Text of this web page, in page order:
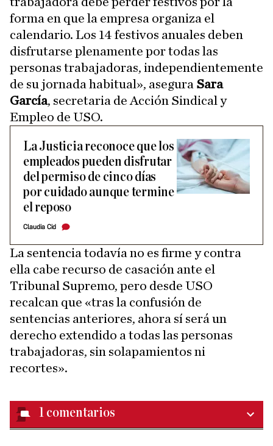
forma en que la empresa organiza el
calendario. Los 14 festivos anuales deben
disfrutarse plenamente por todas las
personas trabajadoras, independientemente
de su jornada habitual», asegura Sara
García, secretaria de Acción Sindical y
Empleo de USO.
La Justicia reconoce que los
empleados pueden disfrutar
del permiso de cinco días
por cuidado aunque termine
el reposo
Claudia Cid
La sentencia todavía no es firme y contra
ella cabe recurso de casación ante el
Tribunal Supremo, pero desde USO
recalcan que «tras la confusión de
sentencias anteriores, ahora sí será un
derecho extendido a todas las personas
trabajadoras, sin solapamientos ni
recortes».
1 comentarios